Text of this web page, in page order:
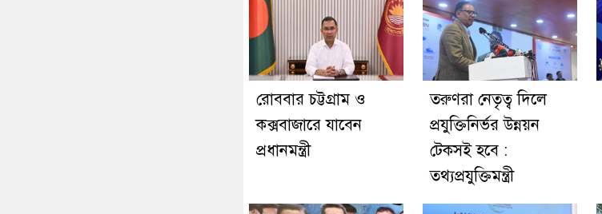
রোববার চট্টগ্রাম ও
কক্সবাজারে যাবেন
প্রধানমন্ত্রী
তরুণরা নেতৃত্ব দিলে
প্রযুক্তিনির্ভর উন্নয়ন
টেকসই হবে :
তথ্যপ্রযুক্তিমন্ত্রী